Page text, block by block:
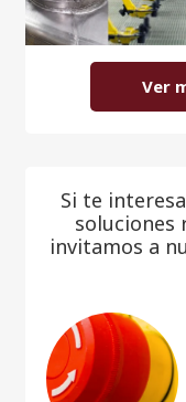
Ver
Si te
soluciones
invitamos a